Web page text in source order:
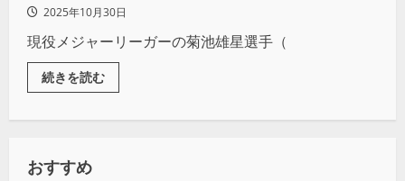
2025年10月30日
現役メジャーリーガーの菊池雄星選手（
続きを読む
おすすめ